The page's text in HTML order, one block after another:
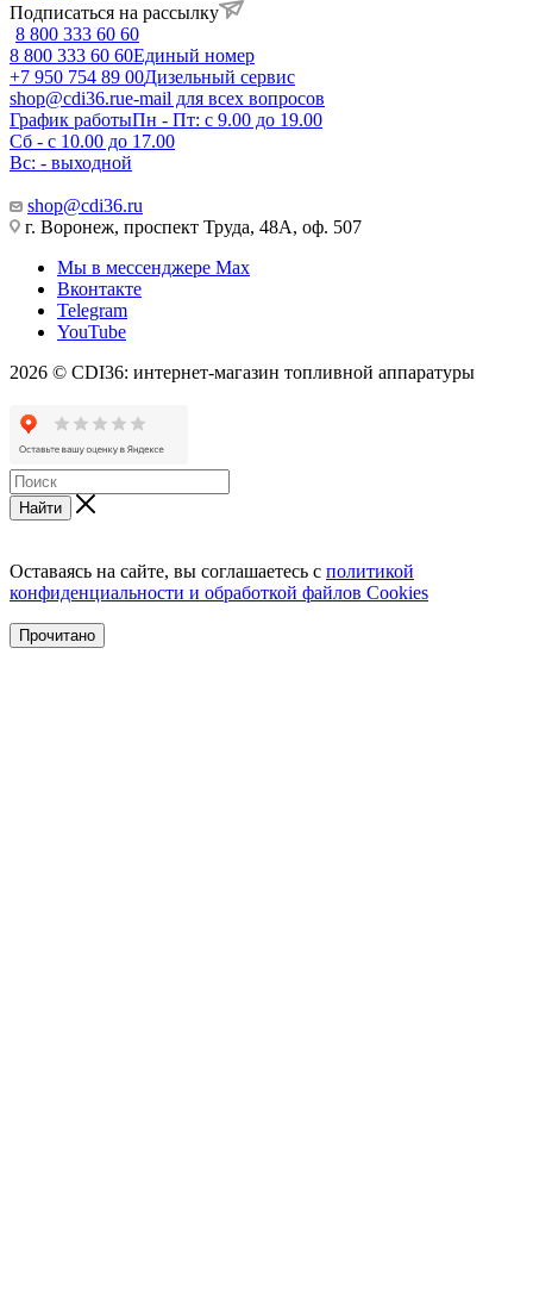
Подписаться на рассылку
8 800 333 60 60
8 800 333 60 60Единый номер
+7 950 754 89 00Дизельный сервис
shop@cdi36.rue-mail для всех вопросов
График работыПн - Пт: с 9.00 до 19.00
Сб - с 10.00 до 17.00
Вс: - выходной
shop@cdi36.ru
г. Воронеж, проспект Труда, 48А, оф. 507
Мы в мессенджере Max
Вконтакте
Telegram
YouTube
2026 © CDI36: интернет-магазин топливной аппаратуры
Найти
Оставаясь на сайте, вы соглашаетесь с политикой
конфиденциальности и обработкой файлов Cookies
Прочитано